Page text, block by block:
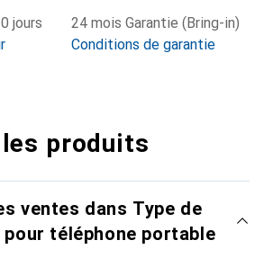
jours
24 mois Garantie (Bring-in)
Conditions de garantie
produits
ventes dans Type de
téléphone portable